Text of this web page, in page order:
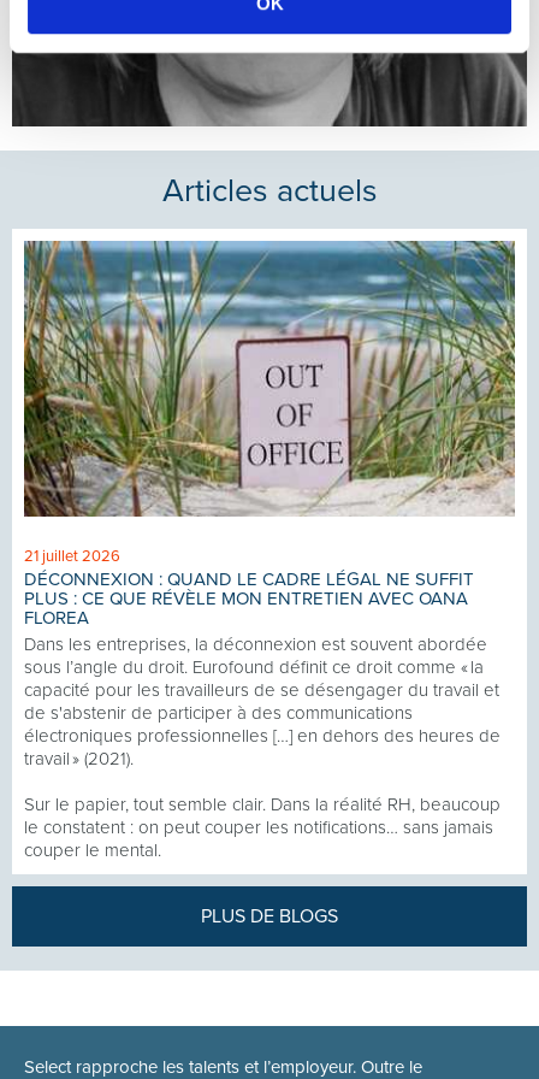
Articles actuels
21 juillet 2026
DÉCONNEXION : QUAND LE CADRE LÉGAL NE SUFFIT
PLUS : CE QUE RÉVÈLE MON ENTRETIEN AVEC OANA
FLOREA
Dans les entreprises, la déconnexion est souvent abordée
sous l’angle du droit. Eurofound définit ce droit comme « la
capacité pour les travailleurs de se désengager du travail et
de s'abstenir de participer à des communications
électroniques professionnelles […] en dehors des heures de
travail » (2021).
Sur le papier, tout semble clair. Dans la réalité RH, beaucoup
le constatent : on peut couper les notifications… sans jamais
couper le mental.
PLUS DE BLOGS
Select rapproche les talents et l’employeur. Outre le